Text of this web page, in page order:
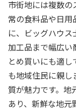
市街地には複数の
常の食料品や日
に、ビッグハウ
加工品まで幅広い
とめ買いにも適
も地域住民に親
質が魅力です。地
あり、新鮮な地元